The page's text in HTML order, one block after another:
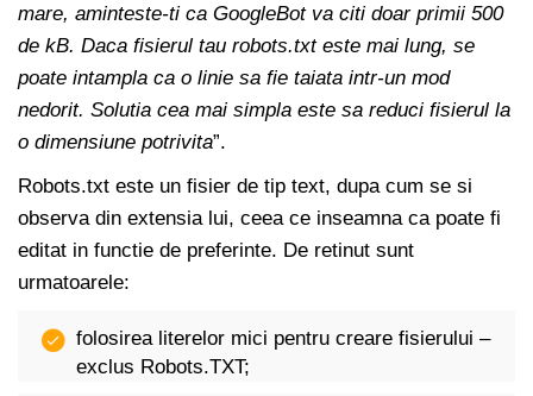
mare, aminteste-ti ca GoogleBot va citi doar primii 500
de kB. Daca fisierul tau robots.txt este mai lung, se
poate intampla ca o linie sa fie taiata intr-un mod
nedorit. Solutia cea mai simpla este sa reduci fisierul la
o dimensiune potrivita”.
Robots.txt este un fisier de tip text, dupa cum se si
observa din extensia lui, ceea ce inseamna ca poate fi
editat in functie de preferinte. De retinut sunt
urmatoarele:
folosirea literelor mici pentru creare fisierului –
exclus Robots.TXT;